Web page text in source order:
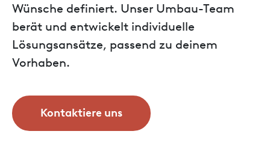
Wünsche definiert. Unser Umbau-Team
berät und entwickelt individuelle
Lösungsansätze, passend zu deinem
Vorhaben.
Kontaktiere uns